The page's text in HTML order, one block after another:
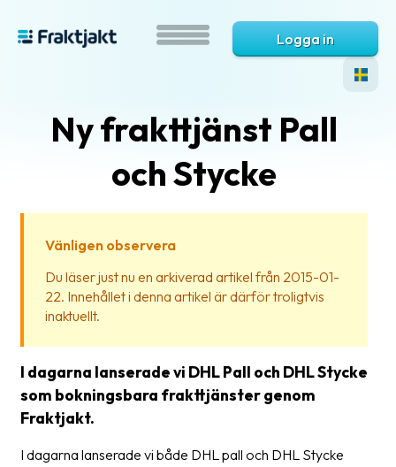
är
Fraktjakt?
Hjälp?
Vanliga
&
svar
Logga in
Ny frakttjänst Pall
och Stycke
Vänligen observera
Du läser just nu en arkiverad artikel från 2015-01-
22. Innehållet i denna artikel är därför troligtvis
inaktuellt.
I dagarna lanserade vi DHL Pall och DHL Stycke
som bokningsbara frakttjänster genom
Fraktjakt.
I dagarna lanserade vi både DHL pall och DHL Stycke